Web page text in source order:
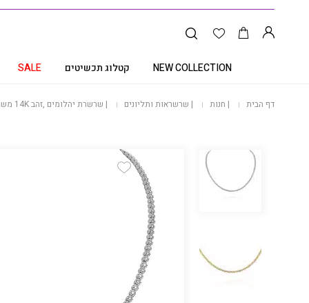
NEW COLLECTION קטלוג תכשיטים SALE
דף הבית | חנות | שרשראות ותליונים | שרשרת יהלומים ,זהב 14K משובץ 2.50 קראט יהלומים, CDSNR00384